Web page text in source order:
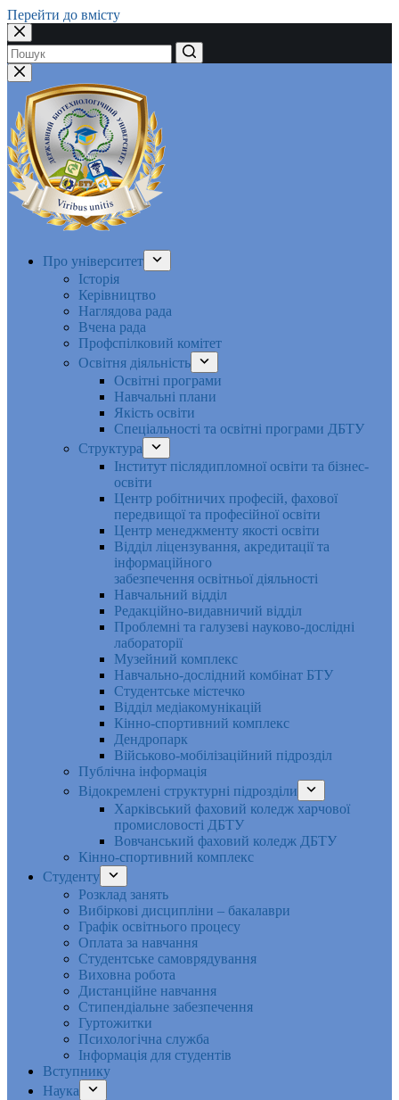
Перейти до вмісту
Немає
результатів
Про університет
Історія
Керівництво
Наглядова рада
Вчена рада
Профспілковий комітет
Освітня діяльність
Освітні програми
Навчальні плани
Якість освіти
Спеціальності та освітні програми ДБТУ
Структура
Інститут післядипломної освіти та бізнес-
освіти
Центр робітничих професій, фахової
передвищої та професійної освіти
Центр менеджменту якості освіти
Відділ ліцензування, акредитації та
інформаційного
забезпечення освітньої діяльності
Навчальний відділ
Редакційно-видавничий відділ
Проблемні та галузеві науково-дослідні
лабораторії
Музейний комплекс
Навчально-дослідний комбінат БТУ
Студентське містечко
Відділ медіакомунікацій
Кінно-спортивний комплекс
Дендропарк
Військово-мобілізаційний підрозділ
Публічна інформація
Відокремлені структурні підрозділи
Харківський фаховий коледж харчової
промисловості ДБТУ
Вовчанський фаховий коледж ДБТУ
Кінно-спортивний комплекс
Студенту
Розклад занять
Вибіркові дисципліни – бакалаври
Графік освітнього процесу
Оплата за навчання
Студентське самоврядування
Виховна робота
Дистанційне навчання
Стипендіальне забезпечення
Гуртожитки
Психологічна служба
Інформація для студентів
Вступнику
Наука